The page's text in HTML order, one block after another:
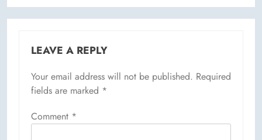
LEAVE A REPLY
Your email address will not be published. Required
fields are marked *
Comment *